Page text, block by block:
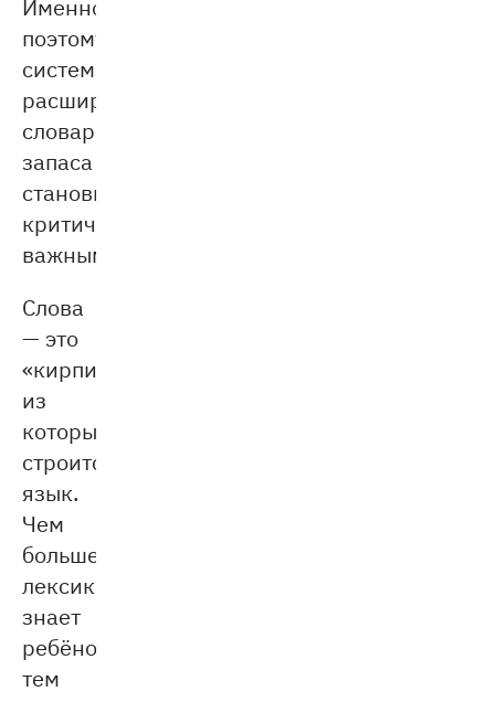
поэтому
систематическое
расширение
словарного
запаса
становится
критически
важным.
Слова
— это
«кирпичики»,
из
которых
строится
язык.
Чем
больше
лексики
знает
ребёнок,
тем